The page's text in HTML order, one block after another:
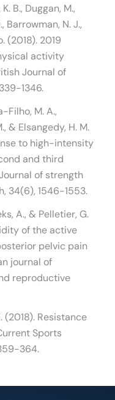
B., Duggan, M.,
Barrowman, N. J.,
(2018). 2019
activity
Journal of
1346.
Filho, M. A.,
& Elsangedy, H. M.
to high-intensity
and third
of strength
34(6), 1546-1553.
A., & Pelletier, G.
of the active
pelvic pain
journal of
reproductive
(2018). Resistance
Sports
364.